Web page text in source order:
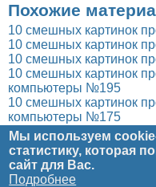
Похожие
10 смешных картинок
10 смешных картинок
10 смешных картинок
10 смешных картинок
компьютеры №195
10 смешных картинок
компьютеры №175
Главное меню
Главная Рецензии
Мы используем
статистику, которая
сайт для Вас.
Подробнее